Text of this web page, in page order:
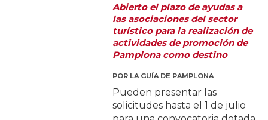
Abierto el plazo de ayudas a
las asociaciones del sector
turístico para la realización de
actividades de promoción de
Pamplona como destino
POR LA GUÍA DE PAMPLONA
Pueden presentar las
solicitudes hasta el 1 de julio